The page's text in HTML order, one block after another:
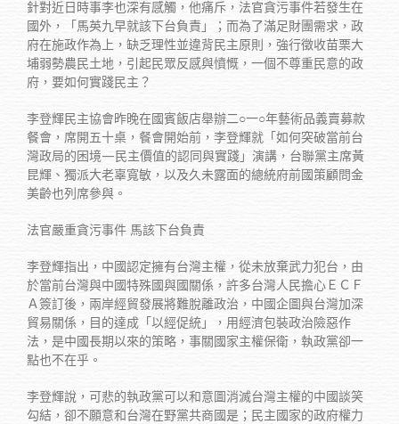
針對近日時事李也深有感觸，他痛斥，法官貪污事件若發生在
國外，「馬英九早就該下台負責」；而為了滿足財團需求，政
府在施政作為上，缺乏理性並違背民主原則，強行徵收苗栗大
埔弱勢農民土地，引起民眾反感與憤慨，一個不尊重民意的政
府，要如何實踐民主？
李登輝民主協會昨晚在國賓飯店舉辦二○一○年藝術品義賣募款
餐會，席開五十桌，餐會開始前，李登輝就「如何突破當前台
灣政局的困境—民主價值的認同與實踐」演講，台聯黨主席黃
昆輝、獨派大老辜寬敏，以及久未露面的總統府前國策顧問金
美齡也列席參與。
法官嚴重貪污事件 馬該下台負責
李登輝指出，中國認定擁有台灣主權，從未放棄武力犯台，由
於當前台灣與中國特殊國與國關係，許多台灣人民擔心ＥＣＦ
Ａ簽訂後，兩岸經貿發展將難脫離政治，中國企圖與台灣加深
貿易關係，目的達成「以經促統」，用經濟包裝政治險惡作
法，是中國長期以來的策略，事關國家主權保衛，執政黨卻一
點也不在乎。
李登輝說，可悲的執政黨可以和意圖消滅台灣主權的中國談笑
勾結，卻不願意和台灣在野黨共商國是；民主國家的政府權力